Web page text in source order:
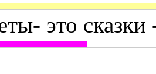
это сказки